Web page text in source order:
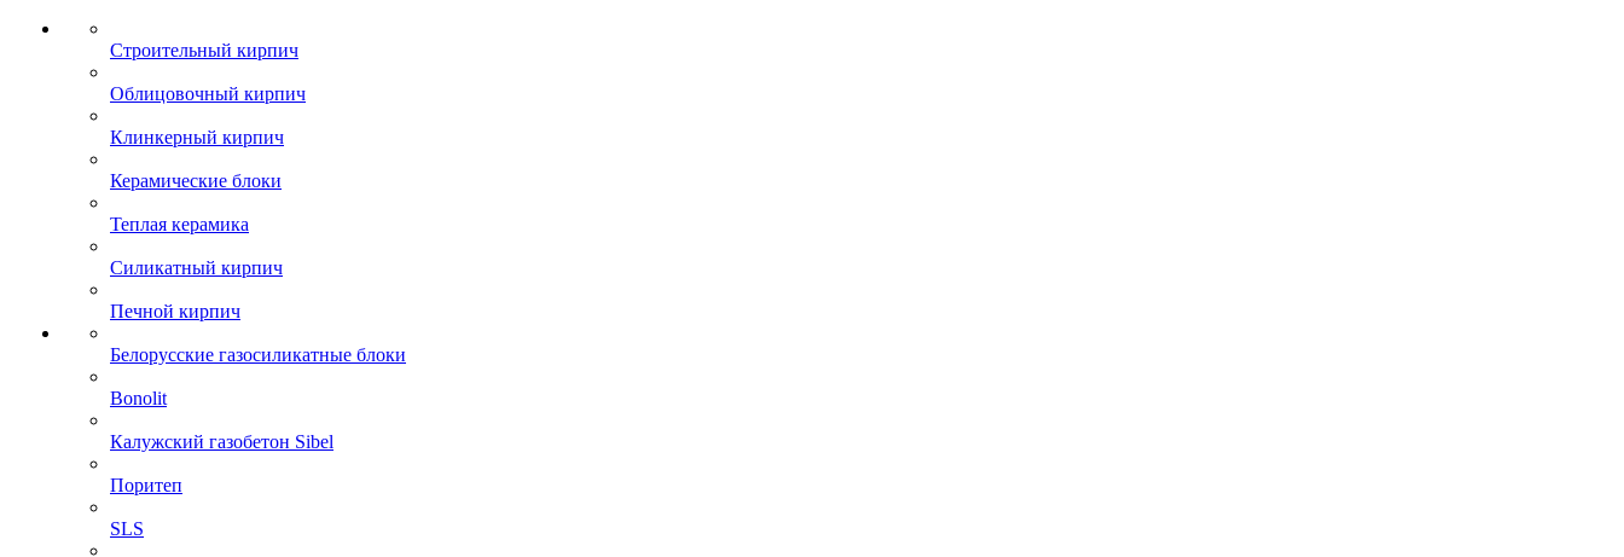
Строительный кирпич
Облицовочный кирпич
Клинкерный кирпич
Керамические блоки
Теплая керамика
Силикатный кирпич
Печной кирпич
Белорусские газосиликатные блоки
Bonolit
Калужский газобетон Sibel
Поритеп
SLS